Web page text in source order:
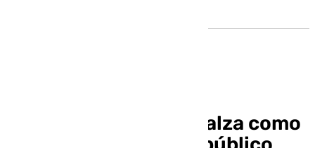
Metro de Granada se alza como